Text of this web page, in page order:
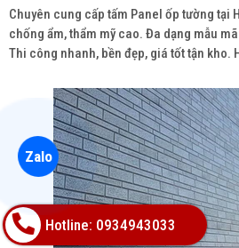
Chuyên cung cấp tấm Panel ốp tường tại
chống ẩm, thẩm mỹ cao. Đa dạng mẫu
Thi công nhanh, bền đẹp, giá tốt tận kho.
Hotline: 0934943033
Zalo